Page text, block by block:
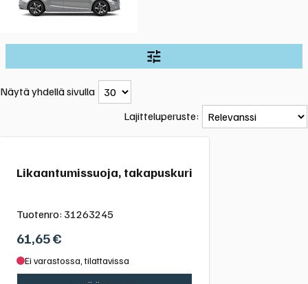
Näytä yhdellä sivulla
Lajitteluperuste:
Likaantumissuoja, takapuskuri
Tuotenro: 31263245
61,65€
Ei varastossa, tilattavissa